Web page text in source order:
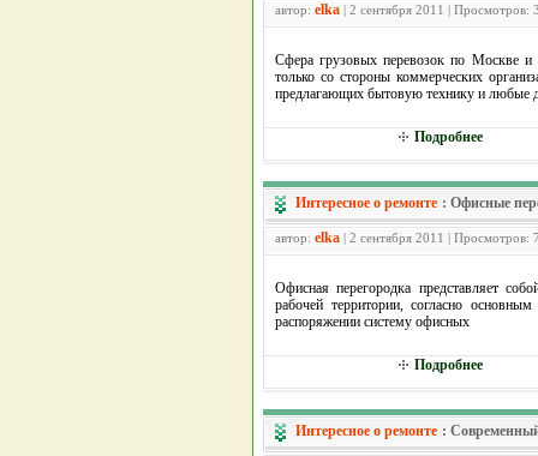
автор: elka | 2 сентября 2011 | Просмотров:
Сфера грузовых перевозок по Москве и
только со стороны коммерческих
предлагающих бытовую технику и любые
Подробнее
Интересное о ремонте : Офисные
автор: elka | 2 сентября 2011 | Просмотров:
Офисная перегородка представляет
рабочей территории, согласно
распоряжении систему офисных
Подробнее
Интересное о ремонте :